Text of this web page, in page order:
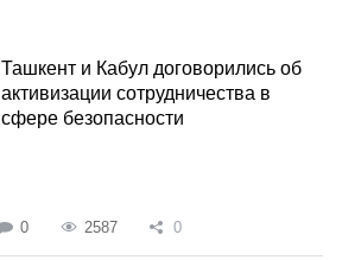
Ташкент и Кабул договорились об
активизации сотрудничества в
сфере безопасности
0 2587 0